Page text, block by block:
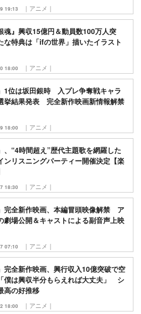
19:13 ｜アニメ｜
魂』興収15億円＆動員数100万人突
特典は「ifの世界」描いたイラスト
18:00 ｜アニメ｜
1位は坂田銀時 入プレ争奪戦キャラ
挙結果発表 完全新作映画新情報解禁
18:00 ｜アニメ｜
、“4時間超え”歴代主題歌を網羅した
ンリスニングパーティー開催決定【楽
18:30 ｜アニメ｜
完全新作映画、本編冒頭映像解禁 ア
劇場公開＆キャストによる副音声上映
07:10 ｜アニメ｜
完全新作映画、興行収入10億突破で空
僕は興収半分もらえれば大丈夫」 シ
高の好推移
18:00 ｜アニメ｜